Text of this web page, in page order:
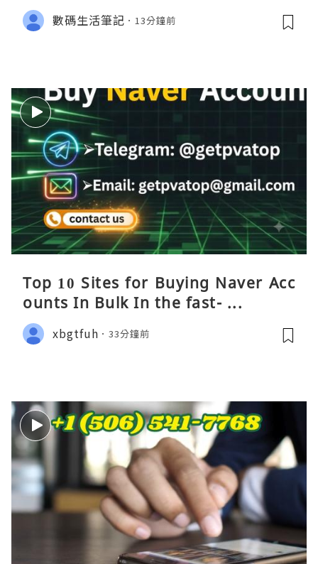
數碼生活筆記 13分鐘前
Top 10 Sites for Buying Naver Acc
ounts In Bulk In the fast- ...
xbgtfuh 33分鐘前